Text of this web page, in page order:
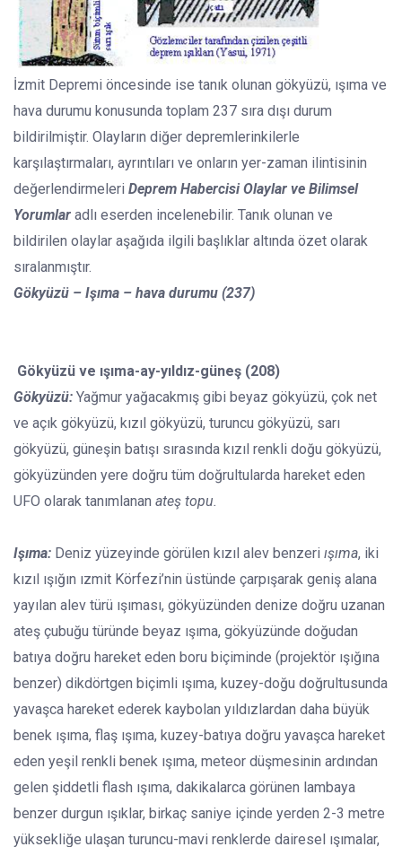
İzmit Depremi öncesinde ise tanık olunan gökyüzü, ışıma ve
hava durumu konusunda toplam 237 sıra dışı durum
bildirilmiştir. Olayların diğer depremlerinkilerle
karşılaştırmaları, ayrıntıları ve onların yer-zaman ilintisinin
değerlendirmeleri Deprem Habercisi Olaylar ve Bilimsel
Yorumlar adlı eserden incelenebilir. Tanık olunan ve
bildirilen olaylar aşağıda ilgili başlıklar altında özet olarak
sıralanmıştır.
Gökyüzü – Işıma – hava durumu (237)
Gökyüzü ve ışıma-ay-yıldız-güneş (208)
Gökyüzü: Yağmur yağacakmış gibi beyaz gökyüzü, çok net
ve açık gökyüzü, kızıl gökyüzü, turuncu gökyüzü, sarı
gökyüzü, güneşin batışı sırasında kızıl renkli doğu gökyüzü,
gökyüzünden yere doğru tüm doğrultularda hareket eden
UFO olarak tanımlanan ateş topu.
Işıma: Deniz yüzeyinde görülen kızıl alev benzeri ışıma, iki
kızıl ışığın ızmit Körfezi’nin üstünde çarpışarak geniş alana
yayılan alev türü ışıması, gökyüzünden denize doğru uzanan
ateş çubuğu türünde beyaz ışıma, gökyüzünde doğudan
batıya doğru hareket eden boru biçiminde (projektör ışığına
benzer) dikdörtgen biçimli ışıma, kuzey-doğu doğrultusunda
yavaşca hareket ederek kaybolan yıldızlardan daha büyük
benek ışıma, flaş ışıma, kuzey-batıya doğru yavaşca hareket
eden yeşil renkli benek ışıma, meteor düşmesinin ardından
gelen şiddetli flash ışıma, dakikalarca görünen lambaya
benzer durgun ışıklar, birkaç saniye içinde yerden 2-3 metre
yüksekliğe ulaşan turuncu-mavi renklerde dairesel ışımalar,